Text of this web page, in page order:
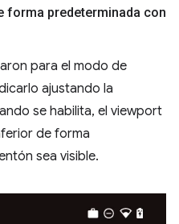
forma predeterminada con
para el modo de
ajustando la
se habilita, el viewport
de forma
sea visible.